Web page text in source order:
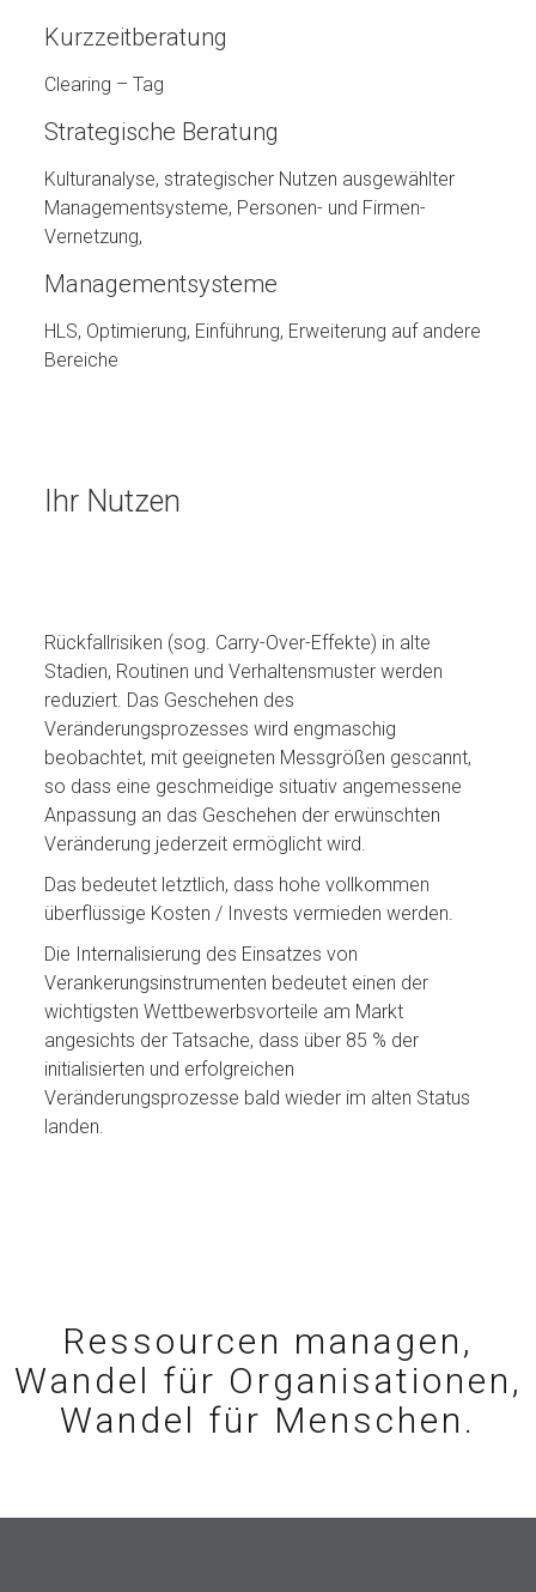
Kurzzeitberatung
Clearing – Tag
Strategische Beratung
Kulturanalyse, strategischer Nutzen ausgewählter
Managementsysteme, Personen- und Firmen-
Vernetzung,
Managementsysteme
HLS, Optimierung, Einführung, Erweiterung auf andere
Bereiche
Ihr Nutzen
Rückfallrisiken (sog. Carry-Over-Effekte) in alte
Stadien, Routinen und Verhaltensmuster werden
reduziert. Das Geschehen des
Veränderungsprozesses wird engmaschig
beobachtet, mit geeigneten Messgrößen gescannt,
so dass eine geschmeidige situativ angemessene
Anpassung an das Geschehen der erwünschten
Veränderung jederzeit ermöglicht wird.
Das bedeutet letztlich, dass hohe vollkommen
überflüssige Kosten / Invests vermieden werden.
Die Internalisierung des Einsatzes von
Verankerungsinstrumenten bedeutet einen der
wichtigsten Wettbewerbsvorteile am Markt
angesichts der Tatsache, dass über 85 % der
initialisierten und erfolgreichen
Veränderungsprozesse bald wieder im alten Status
landen.
Ressourcen managen,
Wandel für Organisationen,
Wandel für Menschen.